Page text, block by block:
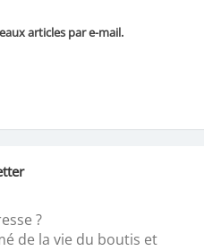
articles par e-mail.
?
de la vie du boutis et